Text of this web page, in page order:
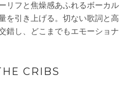
リフと焦燥感あふれるボーカル
を引き上げる。切ない歌詞と高
錯し、どこまでもエモーショナ
CRIBS